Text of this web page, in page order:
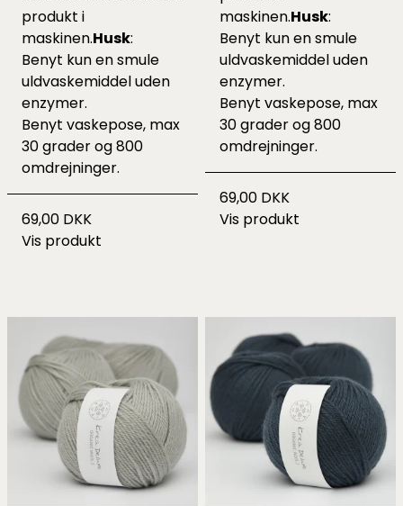
produkt i
maskinen.Husk:
Benyt kun en smule
uldvaskemiddel uden
enzymer.
Benyt vaskepose, max
30 grader og 800
omdrejninger.
69,00 DKK
Vis produkt
maskinen.Husk:
Benyt kun en smule
uldvaskemiddel uden
enzymer.
Benyt vaskepose, max
30 grader og 800
omdrejninger.
69,00 DKK
Vis produkt